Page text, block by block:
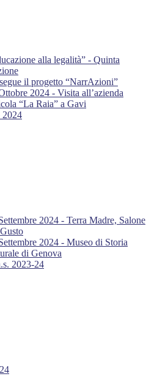
alla legalità” - Quinta
il progetto “NarrAzioni”
2024 - Visita all’azienda
“La Raia” a Gavi
2024
2024 - Terra Madre, Salone
2024 - Museo di Storia
di Genova
2023-24